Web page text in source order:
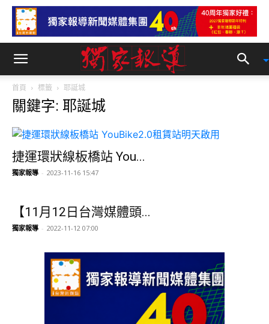
首頁 標籤 耶誕城
關鍵字: 耶誕城
捷運環狀線板橋站 You...
獨家報導 - 2023-11-16 15:47
【11月12日台灣媒體頭...
獨家報導 - 2022-11-12 07:00